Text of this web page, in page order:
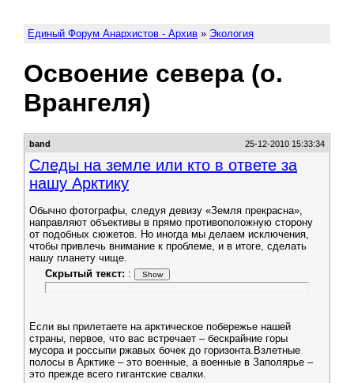
Единый Форум Анархистов - Архив » Экология
Освоение севера (о.
Врангеля)
band 25-12-2010 15:33:34
Следы на земле или кто в ответе за
нашу Арктику
Обычно фотографы, следуя девизу «Земля прекрасна»,
направляют объективы в прямо противоположную сторону
от подобных сюжетов. Но иногда мы делаем исключения,
чтобы привлечь внимание к проблеме, и в итоге, сделать
нашу планету чище.
Скрытый текст: :
Если вы прилетаете на арктическое побережье нашей
страны, первое, что вас встречает – бескрайние горы
мусора и россыпи ржавых бочек до горизонта.Взлетные
полосы в Арктике – это военные, а военные в Заполярье –
это прежде всего гигантские свалки.